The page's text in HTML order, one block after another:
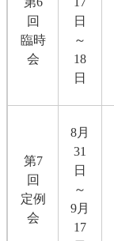
回
臨時
会
日
～
18
日
第7
回
定例
会
8月
31
日
～
9月
17